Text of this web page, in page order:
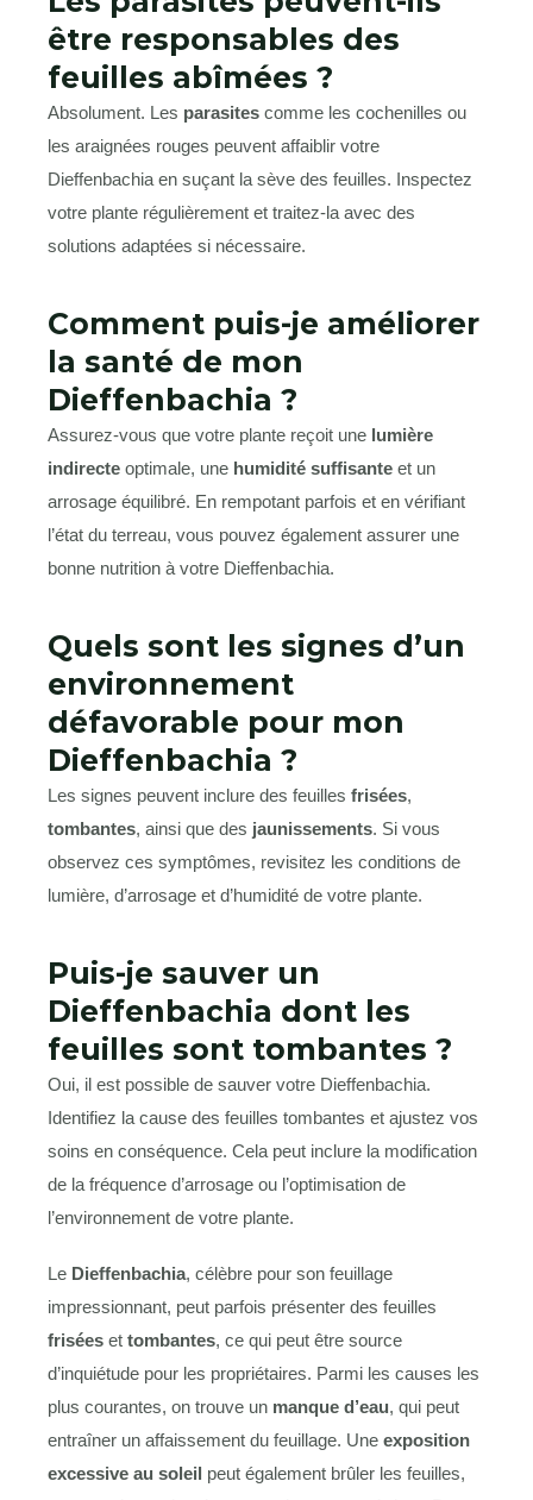
être responsables des
feuilles abîmées ?
Absolument. Les parasites comme les cochenilles ou
les araignées rouges peuvent affaiblir votre
Dieffenbachia en suçant la sève des feuilles. Inspectez
votre plante régulièrement et traitez-la avec des
solutions adaptées si nécessaire.
Comment puis-je améliorer
la santé de mon
Dieffenbachia ?
Assurez-vous que votre plante reçoit une lumière
indirecte optimale, une humidité suffisante et un
arrosage équilibré. En rempotant parfois et en vérifiant
l’état du terreau, vous pouvez également assurer une
bonne nutrition à votre Dieffenbachia.
Quels sont les signes d’un
environnement
défavorable pour mon
Dieffenbachia ?
Les signes peuvent inclure des feuilles frisées,
tombantes, ainsi que des jaunissements. Si vous
observez ces symptômes, revisitez les conditions de
lumière, d’arrosage et d’humidité de votre plante.
Puis-je sauver un
Dieffenbachia dont les
feuilles sont tombantes ?
Oui, il est possible de sauver votre Dieffenbachia.
Identifiez la cause des feuilles tombantes et ajustez vos
soins en conséquence. Cela peut inclure la modification
de la fréquence d’arrosage ou l’optimisation de
l’environnement de votre plante.
Le Dieffenbachia, célèbre pour son feuillage
impressionnant, peut parfois présenter des feuilles
frisées et tombantes, ce qui peut être source
d’inquiétude pour les propriétaires. Parmi les causes les
plus courantes, on trouve un manque d’eau, qui peut
entraîner un affaissement du feuillage. Une exposition
excessive au soleil peut également brûler les feuilles,